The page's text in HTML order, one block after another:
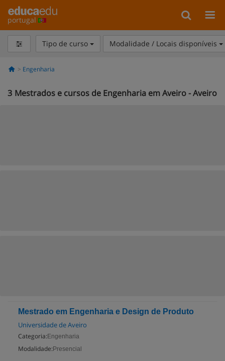
portugal
Tipo de curso Modalidade / Locais disponíveis
Engenharia
3 Mestrados e cursos de Engenharia em Aveiro - Aveiro
Mestrado em Engenharia e Design de Produto
Universidade de Aveiro
Categoria: Engenharia
Modalidade: Presencial